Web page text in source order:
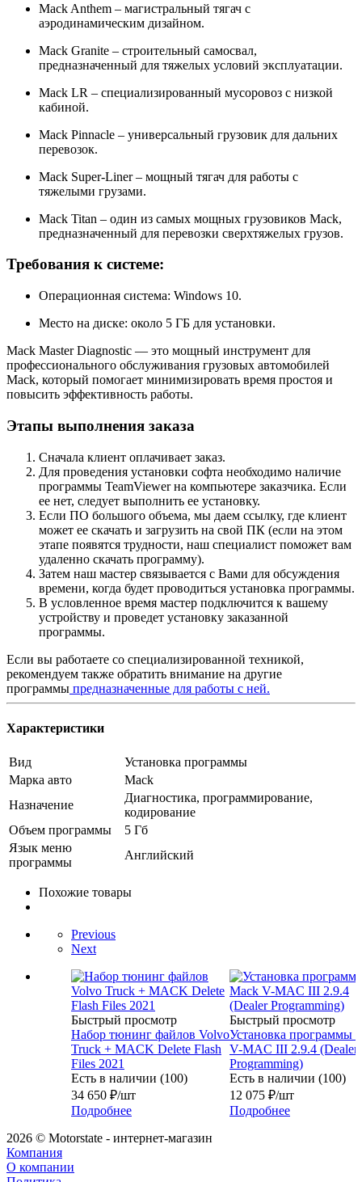
Mack Anthem – магистральный тягач с
аэродинамическим дизайном.
Mack Granite – строительный самосвал,
предназначенный для тяжелых условий эксплуатации.
Mack LR – специализированный мусоровоз с низкой
кабиной.
Mack Pinnacle – универсальный грузовик для дальних
перевозок.
Mack Super-Liner – мощный тягач для работы с
тяжелыми грузами.
Mack Titan – один из самых мощных грузовиков Mack,
предназначенный для перевозки сверхтяжелых грузов.
Требования к системе:
Операционная система: Windows 10.
Место на диске: около 5 ГБ для установки.
Mack Master Diagnostic — это мощный инструмент для
профессионального обслуживания грузовых автомобилей
Mack, который помогает минимизировать время простоя и
повысить эффективность работы.
Этапы выполнения заказа
Сначала клиент оплачивает заказ.
Для проведения установки софта необходимо наличие
программы TeamViewer на компьютере заказчика. Если
ее нет, следует выполнить ее установку.
Если ПО большого объема, мы даем ссылку, где клиент
может ее скачать и загрузить на свой ПК (если на этом
этапе появятся трудности, наш специалист поможет вам
удаленно скачать программу).
Затем наш мастер связывается с Вами для обсуждения
времени, когда будет проводиться установка программы.
В условленное время мастер подключится к вашему
устройству и проведет установку заказанной
программы.
Если вы работаете со специализированной техникой,
рекомендуем также обратить внимание на другие
программы предназначенные для работы с ней.
Характеристики
Вид
Установка программы
Марка авто
Mack
Назначение
Диагностика, программирование,
кодирование
Объем программы
5 Гб
Язык меню
программы
Английский
Похожие товары
Previous
Next
Быстрый просмотр
Набор тюнинг файлов Volvo
Truck + MACK Delete Flash
Files 2021
Есть в наличии (100)
34 650 ₽/шт
Подробнее
Быстрый просмотр
Установка программы
V-MAC III 2.9.4 (Dealer
Programming)
Есть в наличии (100)
12 075 ₽/шт
Подробнее
2026 © Motorstate - интернет-магазин
Компания
О компании